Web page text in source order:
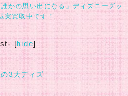
かの思い出になる」ディズニーグッ
実買取中です！
[hide]
3大ディズ